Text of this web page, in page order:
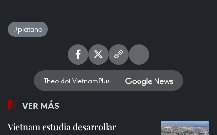
#plátano
Theo dõi VietnamPlus
VER MÁS
Vietnam estudia desarrollar